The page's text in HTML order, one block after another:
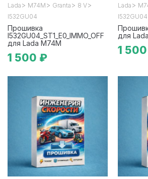
Lada > М74М > Granta > 8 V>
I532GU04
Прошивка
I532GU04_ST1_E0_IMMO_OFF
для Lada М74М
1 500 ₽
Lada >
I532GU04
для
1